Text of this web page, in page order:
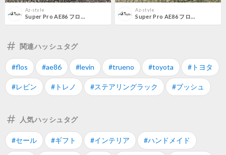
Az-style Az-style
関連ハッシュタグ
#flos #ae86 #levin #trueno #toyota #トヨタ
#レビン #トレノ #ステアリングラック #ブッシュ
人気ハッシュタグ
#セール #ギフト #インテリア #ハンドメイド